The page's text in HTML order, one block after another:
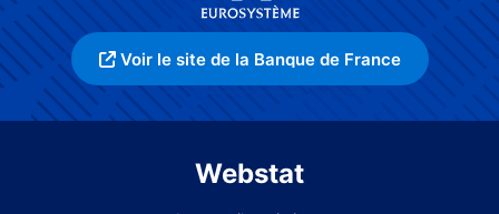
Voir le site de la Banque de France
Webstat